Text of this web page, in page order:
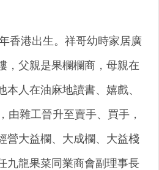
香港出生。祥哥幼時家居廣
，父親是果欄欄商，母親在
本人在油麻地讀書、嬉戲、
由雜工晉升至賣手、買手，
營大益欄、大成欄、大益棧
九龍果菜同業商會副理事長